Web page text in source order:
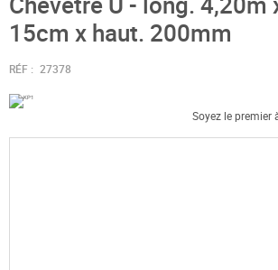
15cm x haut. 200mm
RÉF : 27378
Soyez le premier
Passer